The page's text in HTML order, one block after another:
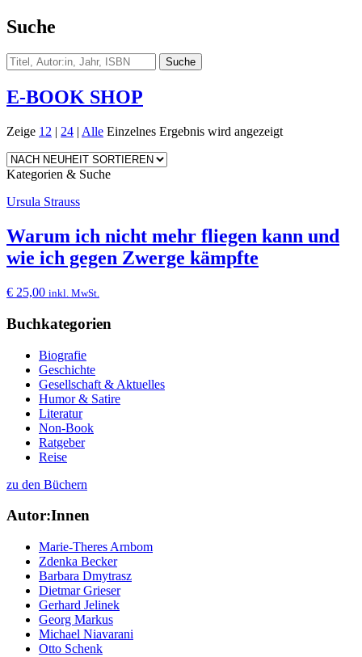
Suche
E-BOOK SHOP
Zeige 12 | 24 | Alle Einzelnes Ergebnis wird angezeigt
Kategorien & Suche
Ursula Strauss
Warum ich nicht mehr fliegen kann und
wie ich gegen Zwerge kämpfte
€ 25,00 inkl. MwSt.
Buchkategorien
Biografie
Geschichte
Gesellschaft & Aktuelles
Humor & Satire
Literatur
Non-Book
Ratgeber
Reise
zu den Büchern
Autor:Innen
Marie-Theres Arnbom
Zdenka Becker
Barbara Dmytrasz
Dietmar Grieser
Gerhard Jelinek
Georg Markus
Michael Niavarani
Otto Schenk